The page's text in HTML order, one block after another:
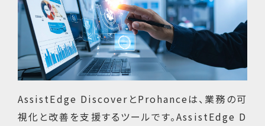
AssistEdge DiscoverとProhanceは、業務の可
視化と改善を支援するツールです。AssistEdge D